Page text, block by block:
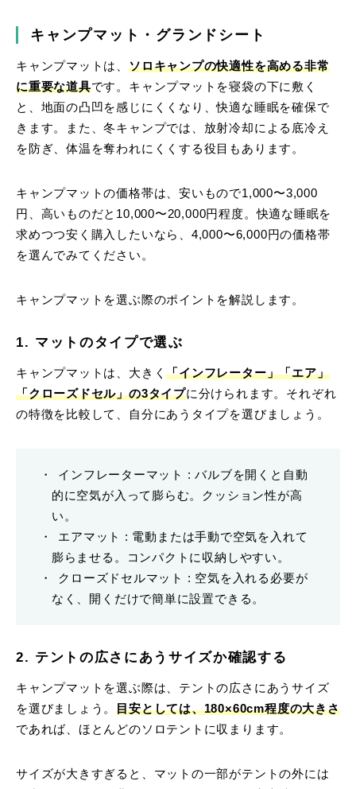
キャンプマット・グランドシート
キャンプマットは、ソロキャンプの快適性を高める非常
に重要な道具です。キャンプマットを寝袋の下に敷く
と、地面の凸凹を感じにくくなり、快適な睡眠を確保で
きます。また、冬キャンプでは、放射冷却による底冷え
を防ぎ、体温を奪われにくくする役目もあります。
キャンプマットの価格帯は、安いもので1,000〜3,000
円、高いものだと10,000〜20,000円程度。快適な睡眠を
求めつつ安く購入したいなら、4,000〜6,000円の価格帯
を選んでみてください。
キャンプマットを選ぶ際のポイントを解説します。
1. マットのタイプで選ぶ
キャンプマットは、大きく「インフレーター」「エア」
「クローズドセル」の3タイプに分けられます。それぞれ
の特徴を比較して、自分にあうタイプを選びましょう。
インフレーターマット : バルブを開くと自動
的に空気が入って膨らむ。クッション性が高
い。
エアマット : 電動または手動で空気を入れて
膨らませる。コンパクトに収納しやすい。
クローズドセルマット : 空気を入れる必要が
なく、開くだけで簡単に設置できる。
2. テントの広さにあうサイズか確認する
キャンプマットを選ぶ際は、テントの広さにあうサイズ
を選びましょう。目安としては、180×60cm程度の大きさ
であれば、ほとんどのソロテントに収まります。
サイズが大きすぎると、マットの一部がテントの外には